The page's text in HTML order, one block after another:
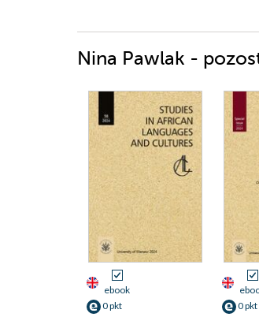
Nina Pawlak -
ebook
0 pkt
0 pkt